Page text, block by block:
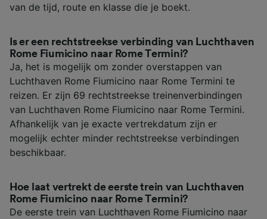
van de tijd, route en klasse die je boekt.
Is er een rechtstreekse verbinding van Luchthaven
Rome Fiumicino naar Rome Termini?
Ja, het is mogelijk om zonder overstappen van
Luchthaven Rome Fiumicino naar Rome Termini te
reizen. Er zijn 69 rechtstreekse treinenverbindingen
van Luchthaven Rome Fiumicino naar Rome Termini.
Afhankelijk van je exacte vertrekdatum zijn er
mogelijk echter minder rechtstreekse verbindingen
beschikbaar.
Hoe laat vertrekt de eerste trein van Luchthaven
Rome Fiumicino naar Rome Termini?
De eerste trein van Luchthaven Rome Fiumicino naar